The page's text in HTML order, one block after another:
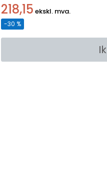
218,15 ekskl. mva.
-30 %